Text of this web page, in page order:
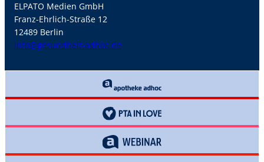
ELPATO Medien GmbH
Franz-Ehrlich-Straße 12
12489 Berlin
info@gesundheit-adhoc.de